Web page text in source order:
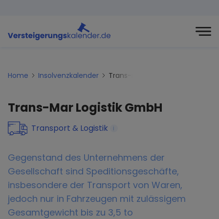
Home Insolvenzkalender Trans-mar-logistik-gmbh
Trans-Mar Logistik GmbH
Transport & Logistik i
Gegenstand des Unternehmens der
Gesellschaft sind Speditionsgeschäfte,
insbesondere der Transport von Waren,
jedoch nur in Fahrzeugen mit zulässigem
Gesamtgewicht bis zu 3,5 to